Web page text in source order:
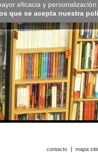
eficacia y
que se acepta nuestra
contacto mapa